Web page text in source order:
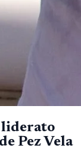
liderato
Pez Vela